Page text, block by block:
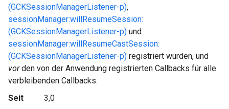
(GCKSessionManagerListener-p),
sessionManager:willResumeSession:
(GCKSessionManagerListener-p) und
sessionManager:willResumeCastSession:
(GCKSessionManagerListener-p) registriert wurden, und
vorden von der Anwendung registrierten Callbacks für alle
verbleibenden Callbacks.
Seit
3,0